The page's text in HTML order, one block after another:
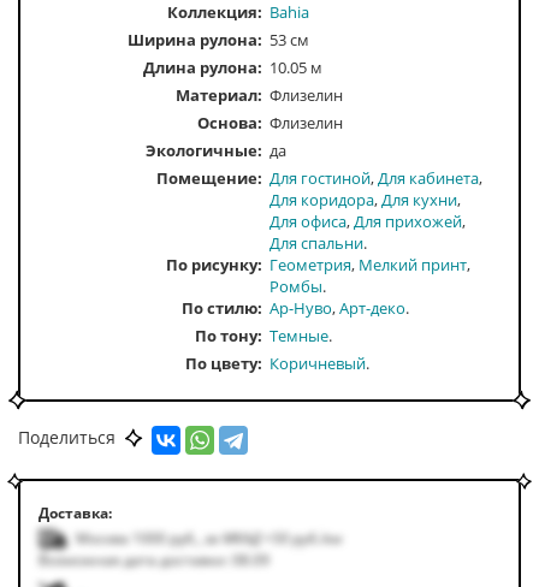
Коллекция: Bahia
Ширина рулона: 53 см
Длина рулона: 10.05 м
Материал: Флизелин
Основа: Флизелин
Экологичные: да
Помещение Для гостиной Для кабинета
Для коридора Для кухни
Для офиса Для прихожей
Для спальни
По рисунку
Геометрия Мелкий принт
Ромбы
По стилю Ар-Нуво Арт-деко
По тону Темные
По цвету
Коричневый
Поделиться
Доставка:
Москва 1000руб. за МКАД +50руб. /км
Возможная дата доставки: 08.09